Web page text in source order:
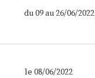
du 09au 26/06/2022
le 08/06/2022